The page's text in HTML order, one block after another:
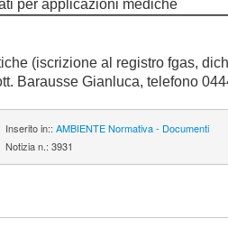
per applicazioni mediche
(iscrizione al registro fgas,
Barausse Gianluca, telefono
Inserito in:: AMBIENTENormativa - Documenti
Notizia n.: 3931